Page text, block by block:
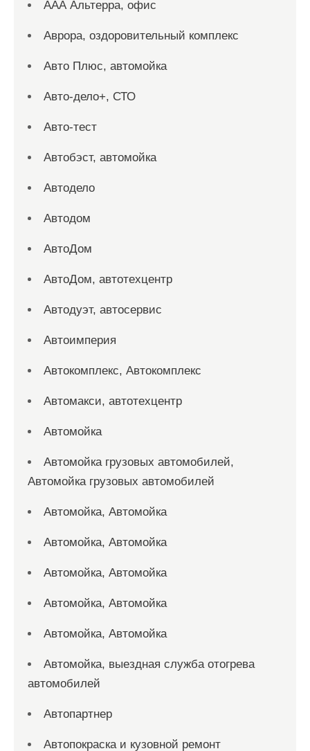
ААА Альтерра, офис
Аврора, оздоровительный комплекс
Авто Плюс, автомойка
Авто-дело+, СТО
Авто-тест
Автобэст, автомойка
Автодело
Автодом
АвтоДом
АвтоДом, автотехцентр
Автодуэт, автосервис
Автоимперия
Автокомплекс, Автокомплекс
Автомакси, автотехцентр
Автомойка
Автомойка грузовых автомобилей,
Автомойка грузовых автомобилей
Автомойка, Автомойка
Автомойка, Автомойка
Автомойка, Автомойка
Автомойка, Автомойка
Автомойка, Автомойка
Автомойка, выездная служба отогрева
автомобилей
Автопартнер
Автопокраска и кузовной ремонт